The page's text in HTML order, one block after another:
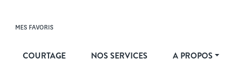
MES FAVORIS
COURTAGE NOS SERVICES A PROPOS